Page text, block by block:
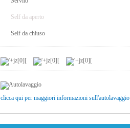
Self da aperto
Self da chiuso
clicca qui per maggiori informazioni sull'autolavaggio